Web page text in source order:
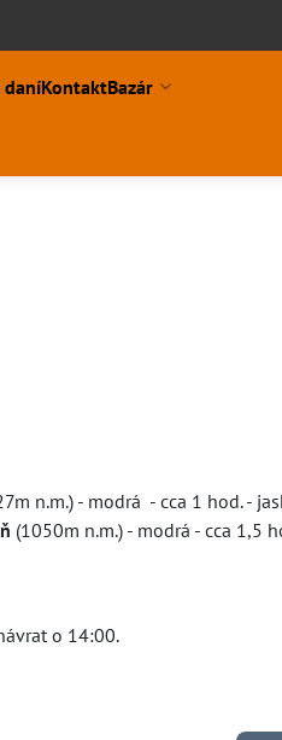
daníKontaktBazár
n.m.) - modrá - cca 1 hod. -
(1050m n.m.) - modrá - cca 1,5
o 14:00.